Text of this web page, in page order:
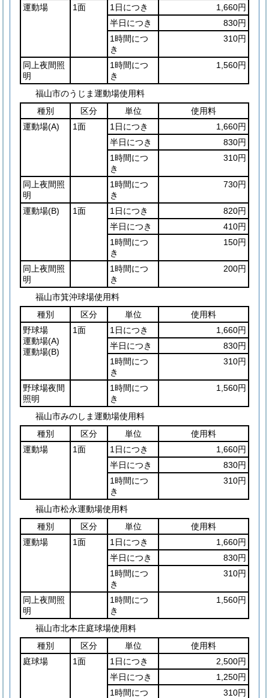
運動場
1面 1日につき
1,660円
半日につき
830円
1時間につ
き
310円
同上夜間照
明
1時間につ
き
1,560円
福山市のうじま運動場使用料
種別
区分 単位
使用料
運動場(A) 1面 1日につき
1,660円
半日につき
830円
1時間につ
き
310円
同上夜間照
明
1時間につ
き
730円
運動場(B) 1面 1日につき
820円
半日につき
410円
1時間につ
き
150円
同上夜間照
明
1時間につ
き
200円
福山市箕沖球場使用料
種別
区分 単位
使用料
野球場
運動場(A)
運動場(B)
1面 1日につき
1,660円
半日につき
830円
1時間につ
き
310円
野球場夜間
照明
1時間につ
き
1,560円
福山市みのしま運動場使用料
種別
区分 単位
使用料
運動場
1面 1日につき
1,660円
半日につき
830円
1時間につ
き
310円
福山市松永運動場使用料
種別
区分 単位
使用料
運動場
1面 1日につき
1,660円
半日につき
830円
1時間につ
き
310円
同上夜間照
明
1時間につ
き
1,560円
福山市北本庄庭球場使用料
種別
区分 単位
使用料
庭球場
1面 1日につき
2,500円
半日につき
1,250円
1時間につ
310円